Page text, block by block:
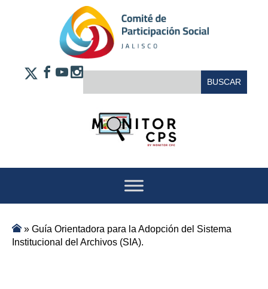
» Guía Orientadora para la Adopción del Sistema
Institucional del Archivos (SIA).